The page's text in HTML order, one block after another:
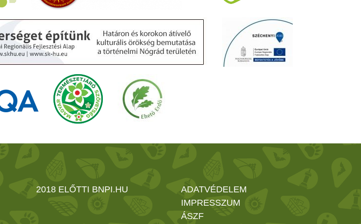
2018 ELŐTTI BNPI.HU
ADATVÉDELEM
IMPRESSZUM
ÁSZF